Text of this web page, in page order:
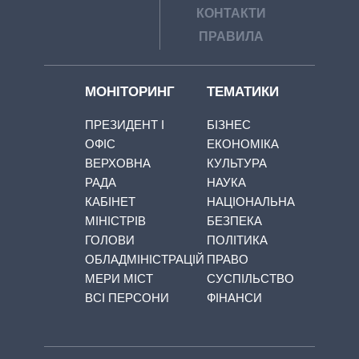
КОНТАКТИ
ПРАВИЛА
МОНІТОРИНГ
ПРЕЗИДЕНТ І
ОФІС
ВЕРХОВНА
РАДА
КАБІНЕТ
МІНІСТРІВ
ГОЛОВИ
ОБЛАДМІНІСТРАЦІЙ
МЕРИ МІСТ
ВСІ ПЕРСОНИ
ТЕМАТИКИ
БІЗНЕС
ЕКОНОМІКА
КУЛЬТУРА
НАУКА
НАЦІОНАЛЬНА
БЕЗПЕКА
ПОЛІТИКА
ПРАВО
СУСПІЛЬСТВО
ФІНАНСИ